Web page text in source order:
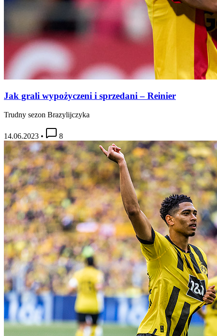
Jak grali wypożyczeni i sprzedani – Reinier
Trudny sezon Brazylijczyka
14.06.2023 • 8